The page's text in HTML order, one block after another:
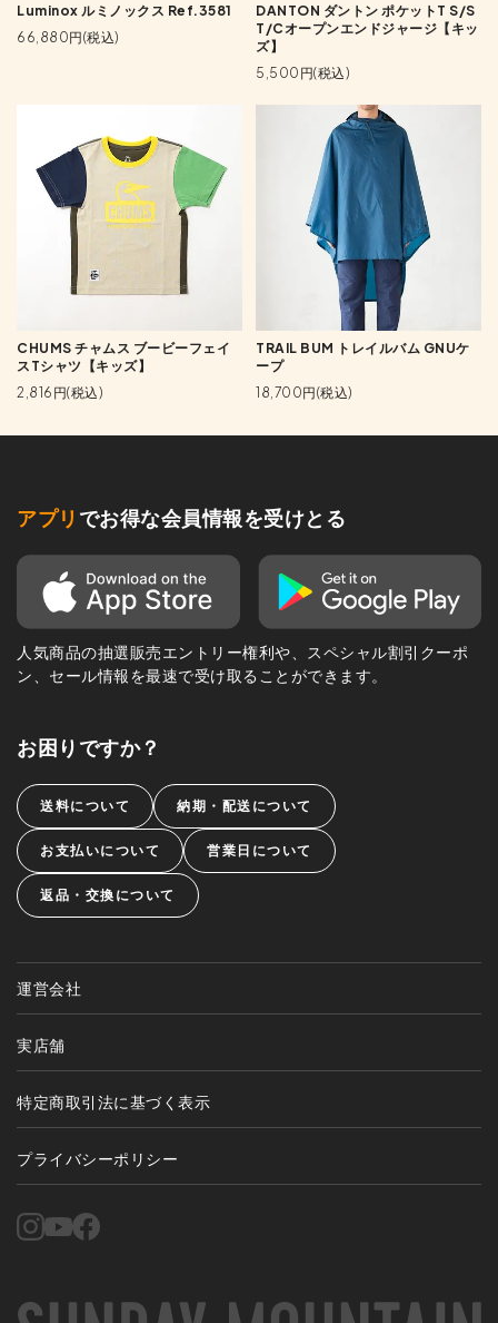
Luminox ルミノックス Ref.3581
66,880円(税込)
DANTON ダントン ポケットT S/S
T/Cオープンエンドジャージ【キッ
ズ】
5,500円(税込)
CHUMS チャムス ブービーフェイ
スTシャツ【キッズ】
2,816円(税込)
TRAIL BUM トレイルバム GNUケ
ープ
18,700円(税込)
アプリ でお得な会員情報を受けとる
人気商品の抽選販売エントリー権利や、スペシャル割引クーポ
ン、セール情報を最速で受け取ることができます。
お困りですか？
送料について 納期・配送について
お支払いについて 営業日について
返品・交換について
運営会社
実店舗
特定商取引法に基づく表示
プライバシーポリシー